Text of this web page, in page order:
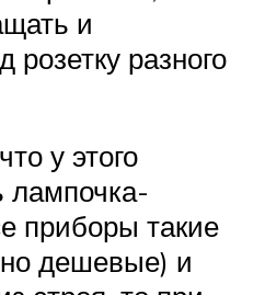
и
розетку разного
у этого
лампочка-
приборы такие
дешевые) и